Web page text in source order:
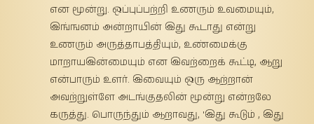
என மூன்று. ஒப்புப்பற்றி உணரும் உவமையும்,
இங்ஙனம் அன்றாயின் இது கூடாது என்று
உணரும் அருத்தாபத்தியும், உண்மைக்கு
மாறாயஇன்மையும் என இவற்றைக் கூட்டி, ஆறு
என்பாரும் உளர். இவையும் ஒரு ஆற்றான்
அவற்றுள்ளே அடங்குதலின் மூன்று என்றலே
கருத்து. பொருந்தும் ஆறாவது, 'இது கூடும் , இது